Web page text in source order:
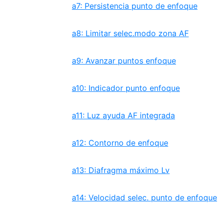
a7: Persistencia punto de enfoque
a8: Limitar selec.modo zona AF
a9: Avanzar puntos enfoque
a10: Indicador punto enfoque
a11: Luz ayuda AF integrada
a12: Contorno de enfoque
a13: Diafragma máximo Lv
a14: Velocidad selec. punto de enfoque